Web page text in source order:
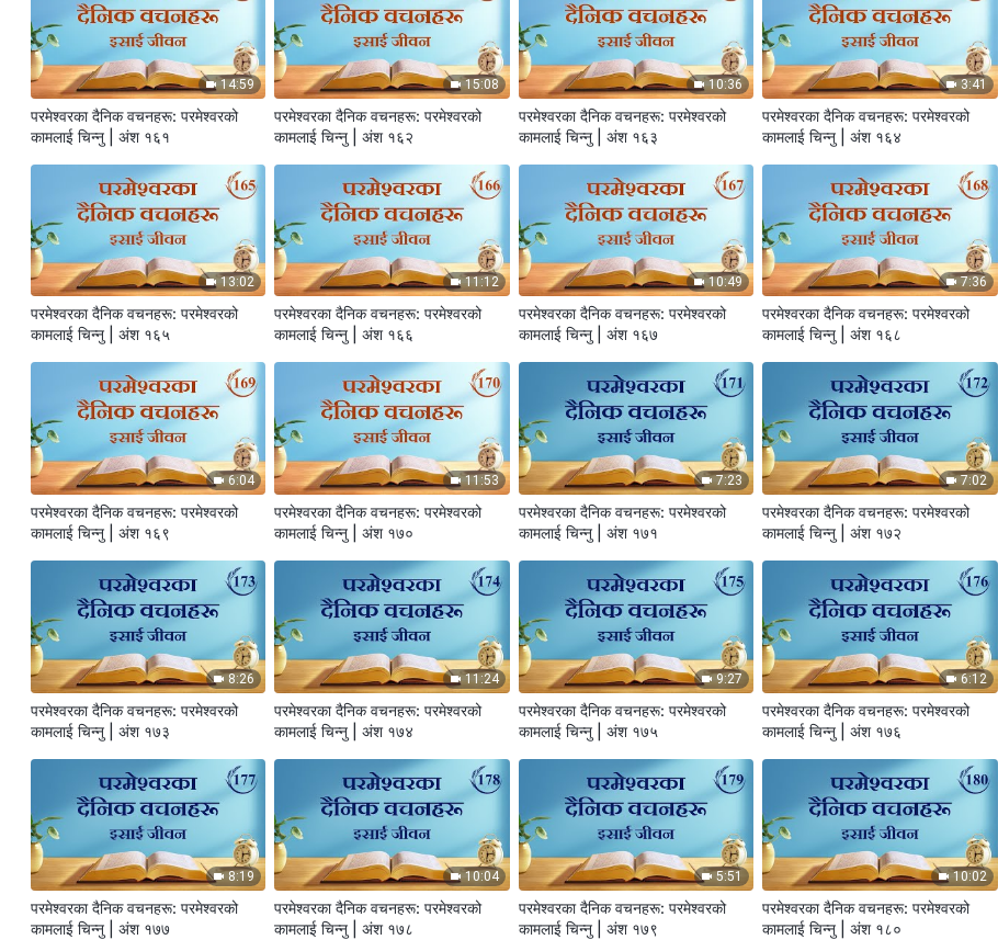
14:59
परमेश्‍वरका दैनिक वचनहरू: परमेश्‍वरको
कामलाई चिन्‍नु | अंश १६१
15:08
परमेश्‍वरका दैनिक वचनहरू: परमेश्‍वरको
कामलाई चिन्‍नु | अंश १६२
10:36
परमेश्‍वरका दैनिक वचनहरू: परमेश्‍वरको
कामलाई चिन्‍नु | अंश १६३
3:41
परमेश्‍वरका दैनिक वचनहरू: परमेश्‍वरको
कामलाई चिन्‍नु | अंश १६४
13:02
परमेश्‍वरका दैनिक वचनहरू: परमेश्‍वरको
कामलाई चिन्‍नु | अंश १६५
11:12
परमेश्‍वरका दैनिक वचनहरू: परमेश्‍वरको
कामलाई चिन्‍नु | अंश १६६
10:49
परमेश्‍वरका दैनिक वचनहरू: परमेश्‍वरको
कामलाई चिन्‍नु | अंश १६७
7:36
परमेश्‍वरका दैनिक वचनहरू: परमेश्‍वरको
कामलाई चिन्‍नु | अंश १६८
6:04
परमेश्‍वरका दैनिक वचनहरू: परमेश्‍वरको
कामलाई चिन्‍नु | अंश १६९
11:53
परमेश्‍वरका दैनिक वचनहरू: परमेश्‍वरको
कामलाई चिन्‍नु | अंश १७०
7:23
परमेश्‍वरका दैनिक वचनहरू: परमेश्‍वरको
कामलाई चिन्‍नु | अंश १७१
7:02
परमेश्‍वरका दैनिक वचनहरू: परमेश्‍वरको
कामलाई चिन्‍नु | अंश १७२
8:26
परमेश्‍वरका दैनिक वचनहरू: परमेश्‍वरको
कामलाई चिन्‍नु | अंश १७३
11:24
परमेश्‍वरका दैनिक वचनहरू: परमेश्‍वरको
कामलाई चिन्‍नु | अंश १७४
9:27
परमेश्‍वरका दैनिक वचनहरू: परमेश्‍वरको
कामलाई चिन्‍नु | अंश १७५
6:12
परमेश्‍वरका दैनिक वचनहरू: परमेश्‍वरको
कामलाई चिन्‍नु | अंश १७६
8:19
परमेश्‍वरका दैनिक वचनहरू: परमेश्‍वरको
कामलाई चिन्‍नु | अंश १७७
10:04
परमेश्‍वरका दैनिक वचनहरू: परमेश्‍वरको
कामलाई चिन्‍नु | अंश १७८
5:51
परमेश्‍वरका दैनिक वचनहरू: परमेश्‍वरको
कामलाई चिन्‍नु | अंश १७९
10:02
परमेश्‍वरका दैनिक वचनहरू: परमेश्‍वरको
कामलाई चिन्‍नु | अंश १८०